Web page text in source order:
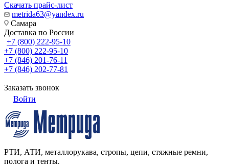
Скачать прайс-лист
metrida63@yandex.ru
Самара
Доставка по России
+7 (800) 222-95-10
+7 (800) 222-95-10
+7 (846) 201-76-11
+7 (846) 202-77-81
Заказать звонок
Войти
РТИ, АТИ, металлорукава, стропы, цепи, стяжные ремни,
полога и тенты.